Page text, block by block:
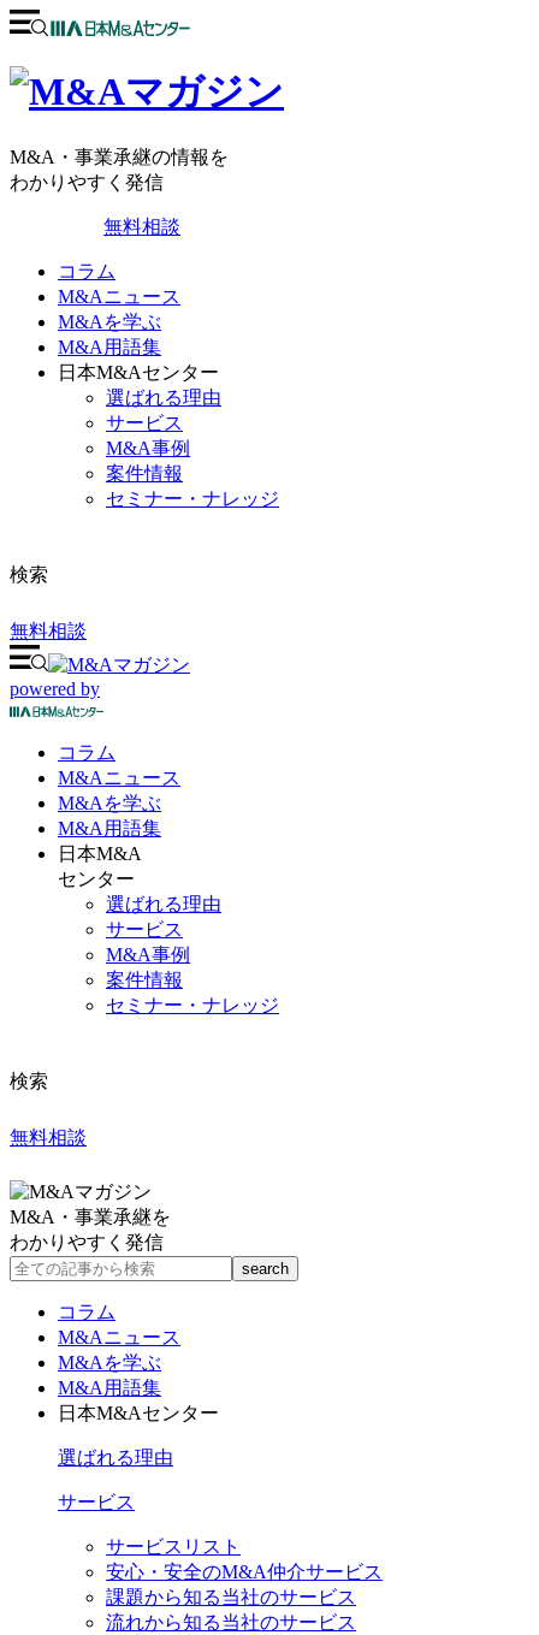
M&A・事業承継の情報を
わかりやすく発信
無料相談
コラム
M&Aニュース
M&Aを学ぶ
M&A用語集
日本M&Aセンター
選ばれる理由
サービス
M&A事例
案件情報
セミナー・ナレッジ
検索
無料相談
powered by
コラム
M&Aニュース
M&Aを学ぶ
M&A 用語集
日本M&A
センター
選ばれる理由
サービス
M&A事例
案件情報
セミナー・ナレッジ
検索
無料相談
M&A・事業承継を
わかりやすく発信
コラム
M&Aニュース
M&Aを学ぶ
M&A用語集
日本M&Aセンター
選ばれる理由
サービス
サービスリスト
安心・安全のM&A仲介サービス
課題から知る当社のサービス
流れから知る当社のサービス